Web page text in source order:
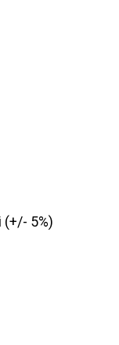
(+/- 5%)